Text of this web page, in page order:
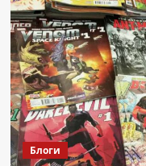
Блоги